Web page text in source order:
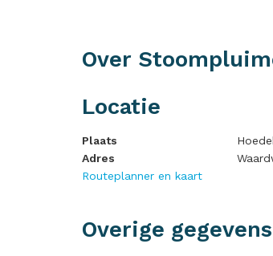
Over
Locatie
Plaats
Adres
Routeplanner en kaart
Overige gegevens